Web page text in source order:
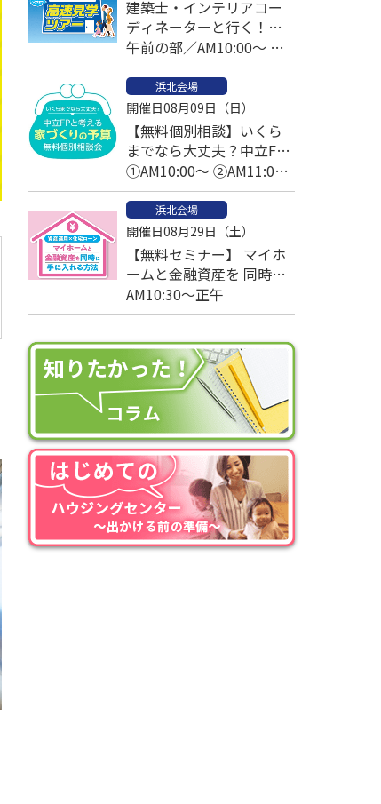
建築士・インテリアコー
ディネーターと行く！モ
デルハウス高速見学ツア
ー
午前の部／AM10:00～ 午
後の部／PM1:00～
浜北会場
開催日08月09日（日）
【無料個別相談】いくら
までなら大丈夫？中立FP
と考える家づくりの予算
①AM10:00～ ②AM11:00
～
浜北会場
開催日08月29日（土）
【無料セミナー】 マイホ
ームと金融資産を 同時に
手に入れる方法
AM10:30～正午